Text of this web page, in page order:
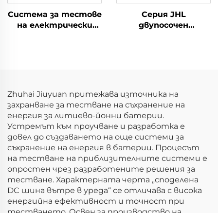
Система за тестове
на електрически
Серия JHL
двупосочен
Zhuhai Jiuyuan притежава източника на
захранване за тестване на съхранение на
енергия за литиево-йонни батерии.
Устремът към проучване и разработка е
довел до създаването на още системи за
съхранение на енергия в батерии. Процесът
на тестване на приблизителните системи е
опростен чрез разработените решения за
тестване. Характерната черта „споделена
DC шина вътре в уреда“ се отличава с висока
енергийна ефективност и точност при